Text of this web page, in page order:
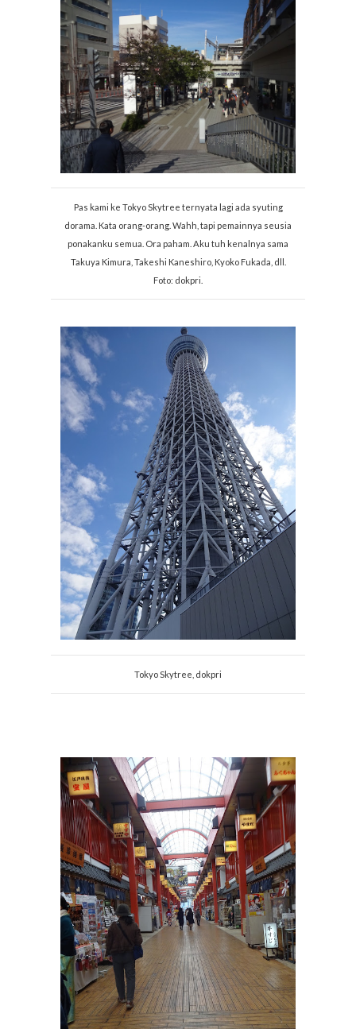
Pas kami ke Tokyo Skytree ternyata lagi ada syuting
dorama. Kata orang-orang. Wahh, tapi pemainnya seusia
ponakanku semua. Ora paham. Aku tuh kenalnya sama
Takuya Kimura, Takeshi Kaneshiro, Kyoko Fukada, dll.
Foto: dokpri.
Tokyo Skytree, dokpri